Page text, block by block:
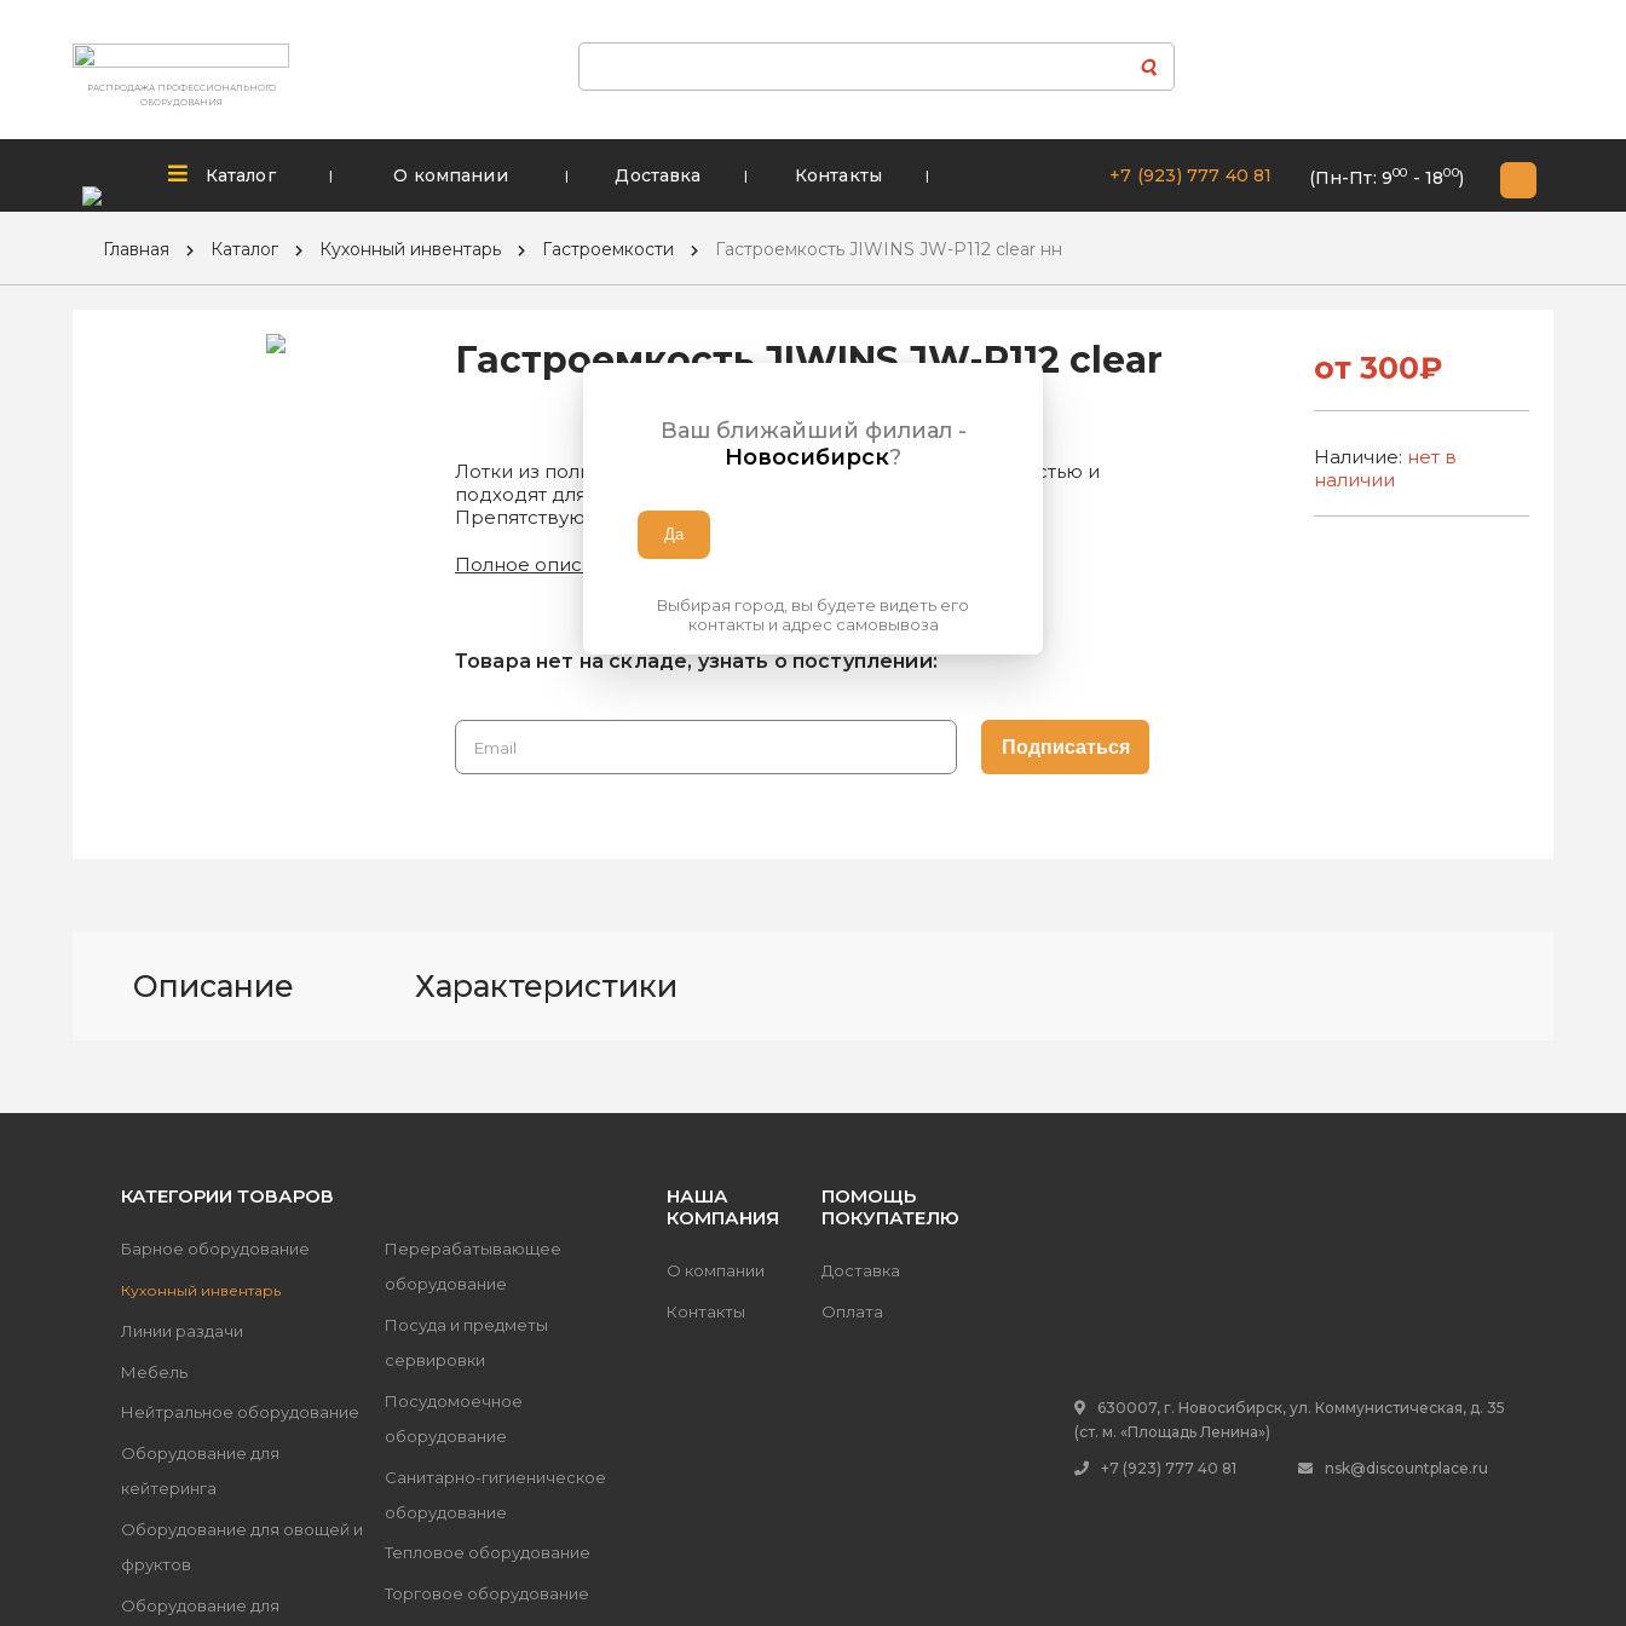
РАСПРОДАЖА ПРОФЕССИОНАЛЬНОГО
ОБОРУДОВАНИЯ
Каталог | О компании | Доставка | Контакты | +7 (923) 777 40 81 (Пн-Пт: 900 - 1800)
Главная Каталог Кухонный инвентарь Гастроемкости Гастроемкость JIWINS JW-P112 clear нн
Гастроемкость JIWINS JW-P112 clear
Лотки из поликарбоната отличаются высокой ударопрочностью и
подходят для частого мытья в посудомоечной машине.
Препятствующая прилипанию гладкая внутр...
Полное описание Технические характеристики
от 300₽
Наличие: нет в
наличии
Товара нет на складе, узнать о поступлении:
Описание Характеристики
Ваш ближайший филиал -
Новосибирск?
Выбирая город, вы будете видеть его
контакты и адрес самовывоза
КАТЕГОРИИ ТОВАРОВ
Барное оборудование
Кухонный инвентарь
Линии раздачи
Мебель
Нейтральное оборудование
Оборудование для
кейтеринга
Оборудование для овощей и
фруктов
Оборудование для
Перерабатывающее
оборудование
Посуда и предметы
сервировки
Посудомоечное
оборудование
Санитарно-гигиеническое
оборудование
Тепловое оборудование
Торговое оборудование
НАША
КОМПАНИЯ
О компании
Контакты
ПОМОЩЬ
ПОКУПАТЕЛЮ
Доставка
Оплата
630007, г. Новосибирск, ул. Коммунистическая, д. 35
(ст. м. «Площадь Ленина»)
+7 (923) 777 40 81
nsk@discountplace.ru